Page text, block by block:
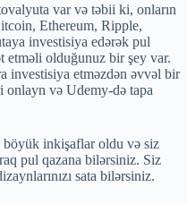
var və təbii ki, onların
Ethereum, Ripple,
investisiya edərək pul
etməli olduğunuz bir şey var.
investisiya etməzdən əvvəl bir
onlayn və Udemy-də tapa
böyük inkişaflar oldu və siz
pul qazana bilərsiniz. Siz
sata bilərsiniz.